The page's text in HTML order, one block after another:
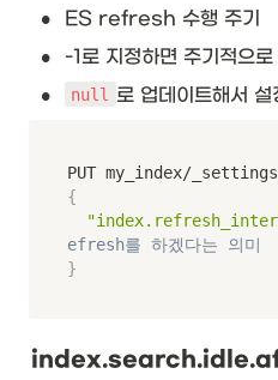
• ES refresh 수행 주기
• -1로 지정하면 주기적으
• null 로 업데이트해서
{
efresh를 하겠다는 의미
}